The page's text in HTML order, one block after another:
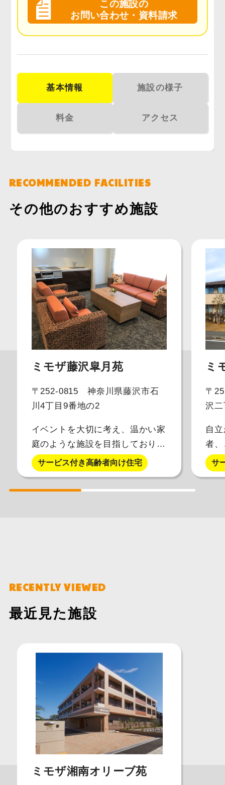
この施設の
お問い合わせ・資料請求
基本情報 施設の様子
料金 アクセス
RECOMMENDED FACILITIES
その他のおすすめ施設
ミモザ藤沢皐月苑
〒252-0815 神奈川県藤沢市石
川4丁目9番地の2
イベントを大切に考え、温かい家
庭のような施設を目指しておりま
す。サービス付き高齢者向け住宅
ミ
〒
沢
自
者
込サ
RECENTLY VIEWED
最近見た施設
ミモザ湘南オリーブ苑